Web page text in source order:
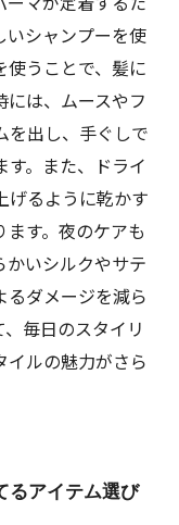
いシャンプーを使
使うことで、髪に
は、ムースやフ
を出し、手ぐしで
。また、ドライ
げるように乾かす
す。夜のケアも
かいシルクやサテ
るダメージを減ら
毎日のスタイリ
イルの魅力がさら
るアイテム選び